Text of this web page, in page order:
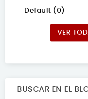
Default (0)
VER
BUSCAR EN EL